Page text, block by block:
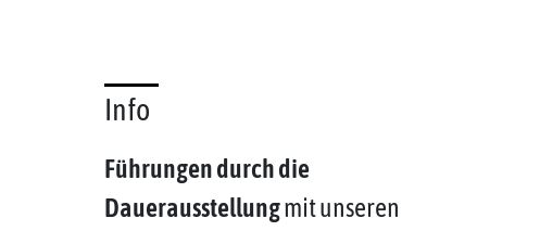
Info
Führungen durch die
Dauerausstellungmit unseren